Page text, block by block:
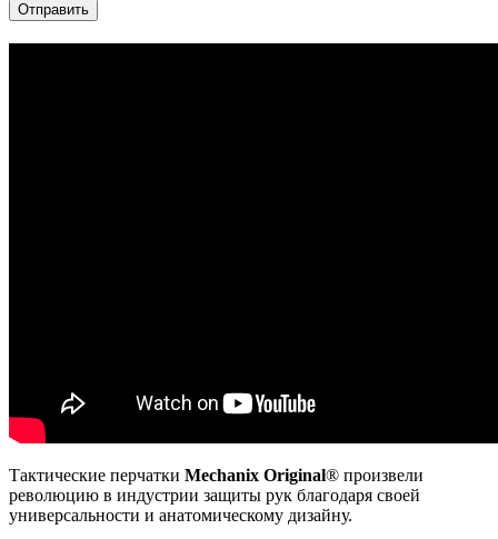
Тактические перчатки Mechanix Original® произвели
революцию в индустрии защиты рук благодаря своей
универсальности и анатомическому дизайну.